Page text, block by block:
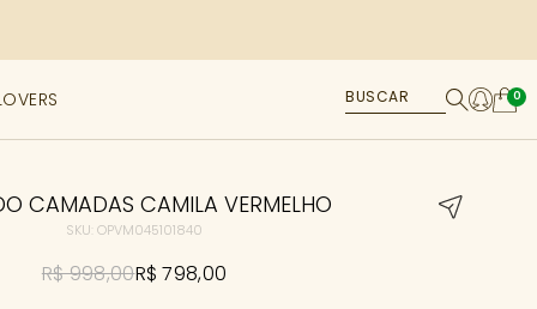
0
CAMADAS CAMILA VERMELHO
SKU: OPVM045101840
R$ 998,00R$ 798,00